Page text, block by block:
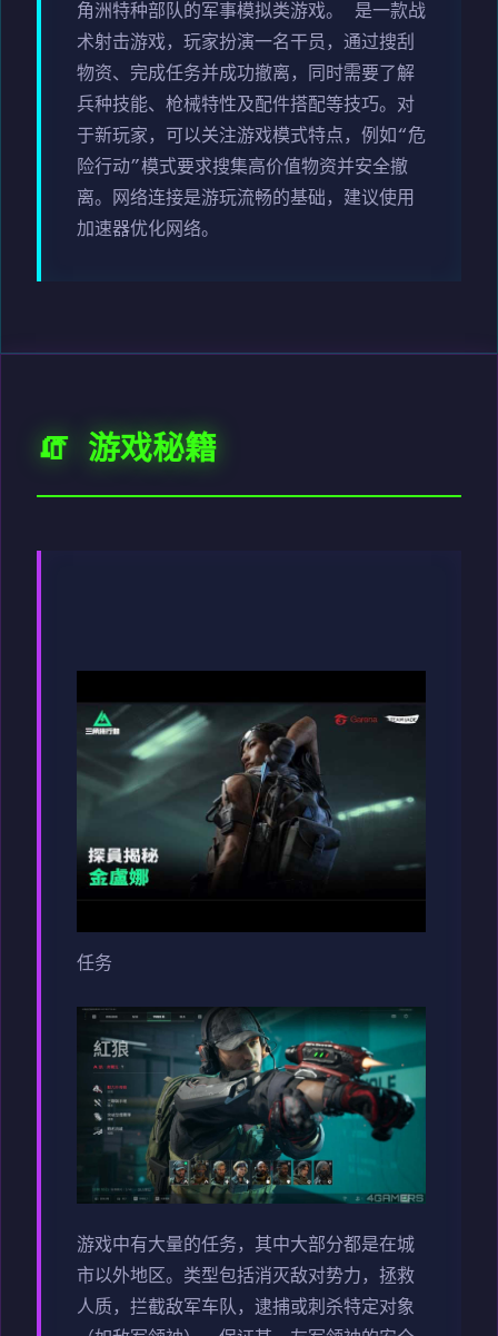
角洲特种部队的军事模拟类游戏。 是一款战
术射击游戏，玩家扮演一名干员，通过搜刮
物资、完成任务并成功撤离，同时需要了解
兵种技能、枪械特性及配件搭配等技巧。对
于新玩家，可以关注游戏模式特点，例如“危
险行动”模式要求搜集高价值物资并安全撤
离。网络连接是游玩流畅的基础，建议使用
加速器优化网络。
🧯 游戏秘籍
任务
游戏中有大量的任务，其中大部分都是在城
市以外地区。类型包括消灭敌对势力，拯救
人质，拦截敌军车队，逮捕或刺杀特定对象